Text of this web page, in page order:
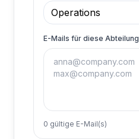
E-Mails für diese Abteilung
0 gültige E-Mail(s)